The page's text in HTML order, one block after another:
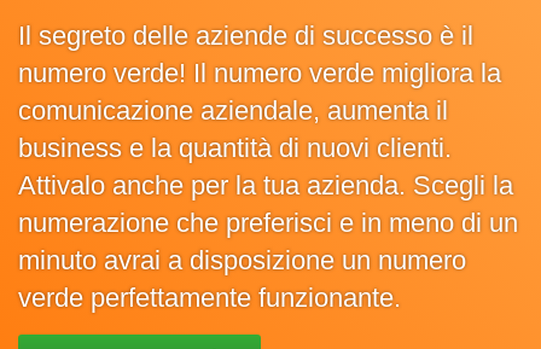
Il segreto delle aziende di successo è il
numero verde! Il numero verde migliora la
comunicazione aziendale, aumenta il
business e la quantità di nuovi clienti.
Attivalo anche per la tua azienda. Scegli la
numerazione che preferisci e in meno di un
minuto avrai a disposizione un numero
verde perfettamente funzionante.